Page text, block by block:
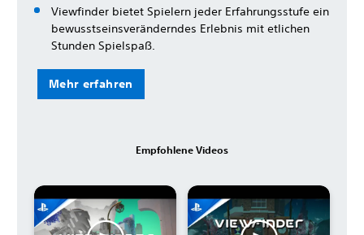
Viewfinder bietet Spielern jeder Erfahrungsstufe ein
bewusstseinsveränderndes Erlebnis mit etlichen
Stunden Spielspaß.
Mehr erfahren
Empfohlene Videos